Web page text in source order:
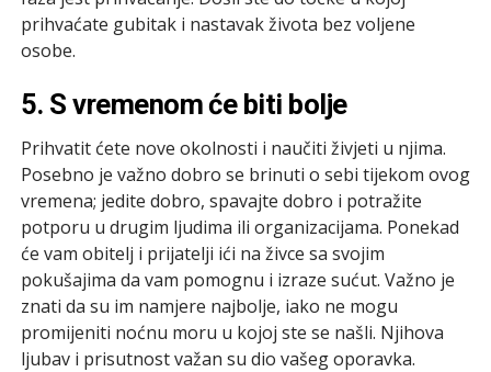
prihvaćate gubitak i nastavak života bez voljene
osobe.
5. S vremenom će biti bolje
Prihvatit ćete nove okolnosti i naučiti živjeti u njima.
Posebno je važno dobro se brinuti o sebi tijekom ovog
vremena; jedite dobro, spavajte dobro i potražite
potporu u drugim ljudima ili organizacijama. Ponekad
će vam obitelj i prijatelji ići na živce sa svojim
pokušajima da vam pomognu i izraze sućut. Važno je
znati da su im namjere najbolje, iako ne mogu
promijeniti noćnu moru u kojoj ste se našli. Njihova
ljubav i prisutnost važan su dio vašeg oporavka.